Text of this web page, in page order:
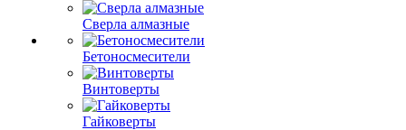
Сверла алмазные
Бетоносмесители
Винтоверты
Гайковерты